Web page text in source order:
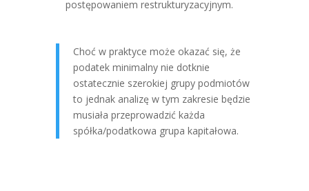
postępowaniem restrukturyzacyjnym.
Choć w praktyce może okazać się, że
podatek minimalny nie dotknie
ostatecznie szerokiej grupy podmiotów
to jednak analizę w tym zakresie będzie
musiała przeprowadzić każda
spółka/podatkowa grupa kapitałowa.